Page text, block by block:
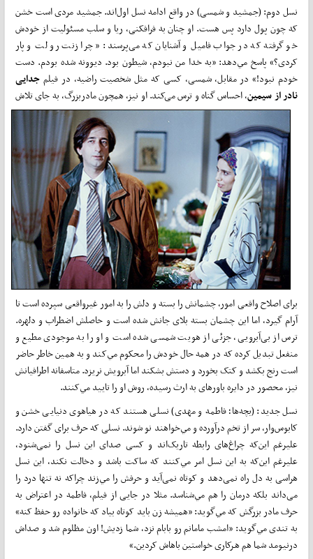
نسل دوم: (جمشيد و شمسی) در واقع ادامه نسل اول‌اند. جمشيد مردی است خشن
که چون پول دارد پس هست. او چنان به فرافکنی، ريا و سلب مسئوليت از خودش
خو گرفته که در جواب فاميل و آشنايان که می‌پرسند: « چرا زنت رو لت و پار
کردی؟» پاسخ مي‌دهد: «به خدا من نبودم، شيطون بود. ديوونه شده بودم. دست
خودم نبود!» در مقابل، شمسی، کسی که مثل شخصيت راضيه، در فيلم جدايی
نادرازسيمين، احساس گناه و ترس می‌کند. او نیز، همچون مادربزرگ، به جایتلاش
برای اصلاح واقعی امور، چشمانش را بسته و دلش را به امور غیرواقعی سپرده است تا
آرام گیرد، اما این چشمان بسته بلای جانش شده است و حاصلش اضطراب و دلهره.
ترس از بی‌آبرويی، جزئی از هويت شمسی شده است و او را به موجودی مطيع و
منفعل تبدیل کرده که در همه حال خودش را محکوم مي‌کند و به همين خاطر حاضر
است رنج بکشد و کتک بخورد و دستش بشکند اما آبرويش نريزد. متاسفانه اطرافيانش
نیز، محصور در دایره باورهای به ارث رسیده، روش او را تاييد مي‌کنند.
نسل جديد: (بچه‌ها؛ فاطمه و مهدی) نسلی هستند که در هياهوی دنيايی خشن و
کابوس‌وار، سر از تخم درآورده و مي‌خواهند نو شوند. نسلی که حرف برای گفتن دارد.
عليرغم اين‌که چراغ‌های رابطه تاريک‌اند و کسی صدای این نسل را نمی‌شنود،
علیرغم این‌که به این نسل امر مي‌کنند که ساکت باشد و دخالت نکند، این نسل
هراسی به دل راه نمی‌دهد و کوتاه نمی‌آيد و حرفش را مي‌زند چراکه نه تنها درد را
می‌داند بلکه درمان را هم مي‌شناسد. مثلا در جايی از فيلم، فاطمه در اعتراض به
حرف مادر بزرگش که مي‌گويد: «هميشه زن بايد کوتاه بياد که خانواده رو حفظ کنه»
به تندی مي‌گويد: «امشب مامانم رو بابام نزد، شما زدیش! اون مظلوم شد و صداش
درنيومد شما هم هـرکاری خواستين باهاش کردين.»